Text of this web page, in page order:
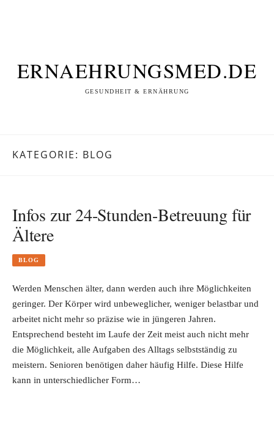
ERNAEHRUNGSMED.DE
GESUNDHEIT & ERNÄHRUNG
KATEGORIE: BLOG
Infos zur 24-Stunden-Betreuung für
Ältere
BLOG
Werden Menschen älter, dann werden auch ihre Möglichkeiten
geringer. Der Körper wird unbeweglicher, weniger belastbar und
arbeitet nicht mehr so präzise wie in jüngeren Jahren.
Entsprechend besteht im Laufe der Zeit meist auch nicht mehr
die Möglichkeit, alle Aufgaben des Alltags selbstständig zu
meistern. Senioren benötigen daher häufig Hilfe. Diese Hilfe
kann in unterschiedlicher Form…